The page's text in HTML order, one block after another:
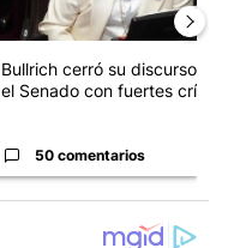
Bullrich cerró su discurso en
el Senado con fuertes crí...
50 comentarios